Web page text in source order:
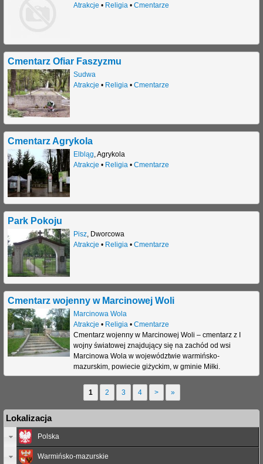
Atrakcje • Religia• Cmentarze
Cmentarz Ofiar Faszyzmu
Sudwa
Atrakcje • Religia• Cmentarze
Cmentarz Agrykola
Elbląg,Agrykola
Atrakcje • Religia• Cmentarze
Park Pokoju
Pisz, Dworcowa
Atrakcje • Religia• Cmentarze
Cmentarz wojenny w Marcinowej Woli
Marcinowa Wola
Atrakcje • Religia• Cmentarze
Cmentarz wojenny w Marcinowej Woli – cmentarz z I
wojny światowej znajdujący się na zachód od wsi
Marcinowa Wola w województwie warmińsko-
mazurskim, powiecie giżyckim, w gminie Miłki.
o
1 2 3 4 > »
Lokalizacja
Polska
Warmińsko-mazurskie